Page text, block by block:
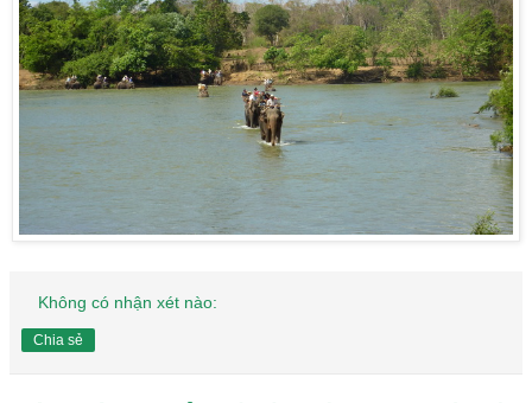
Không có nhận xét nào:
Chia sẻ